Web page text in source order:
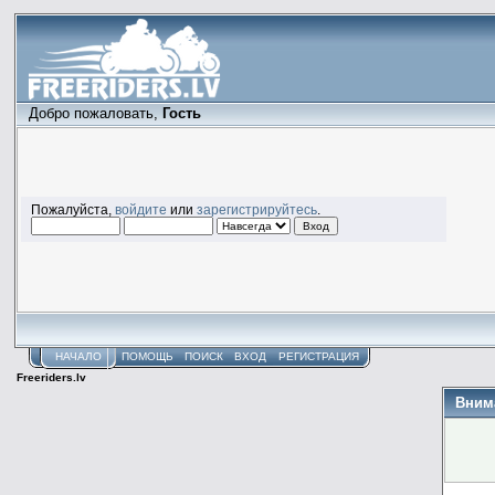
Добро пожаловать, Гость
Пожалуйста, войдите или зарегистрируйтесь.
НАЧАЛО ПОМОЩЬ ПОИСК ВХОД
РЕГИСТРАЦИЯ
Freeriders.lv